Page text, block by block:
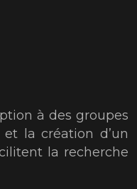
à des groupes
la création d’un
la recherche